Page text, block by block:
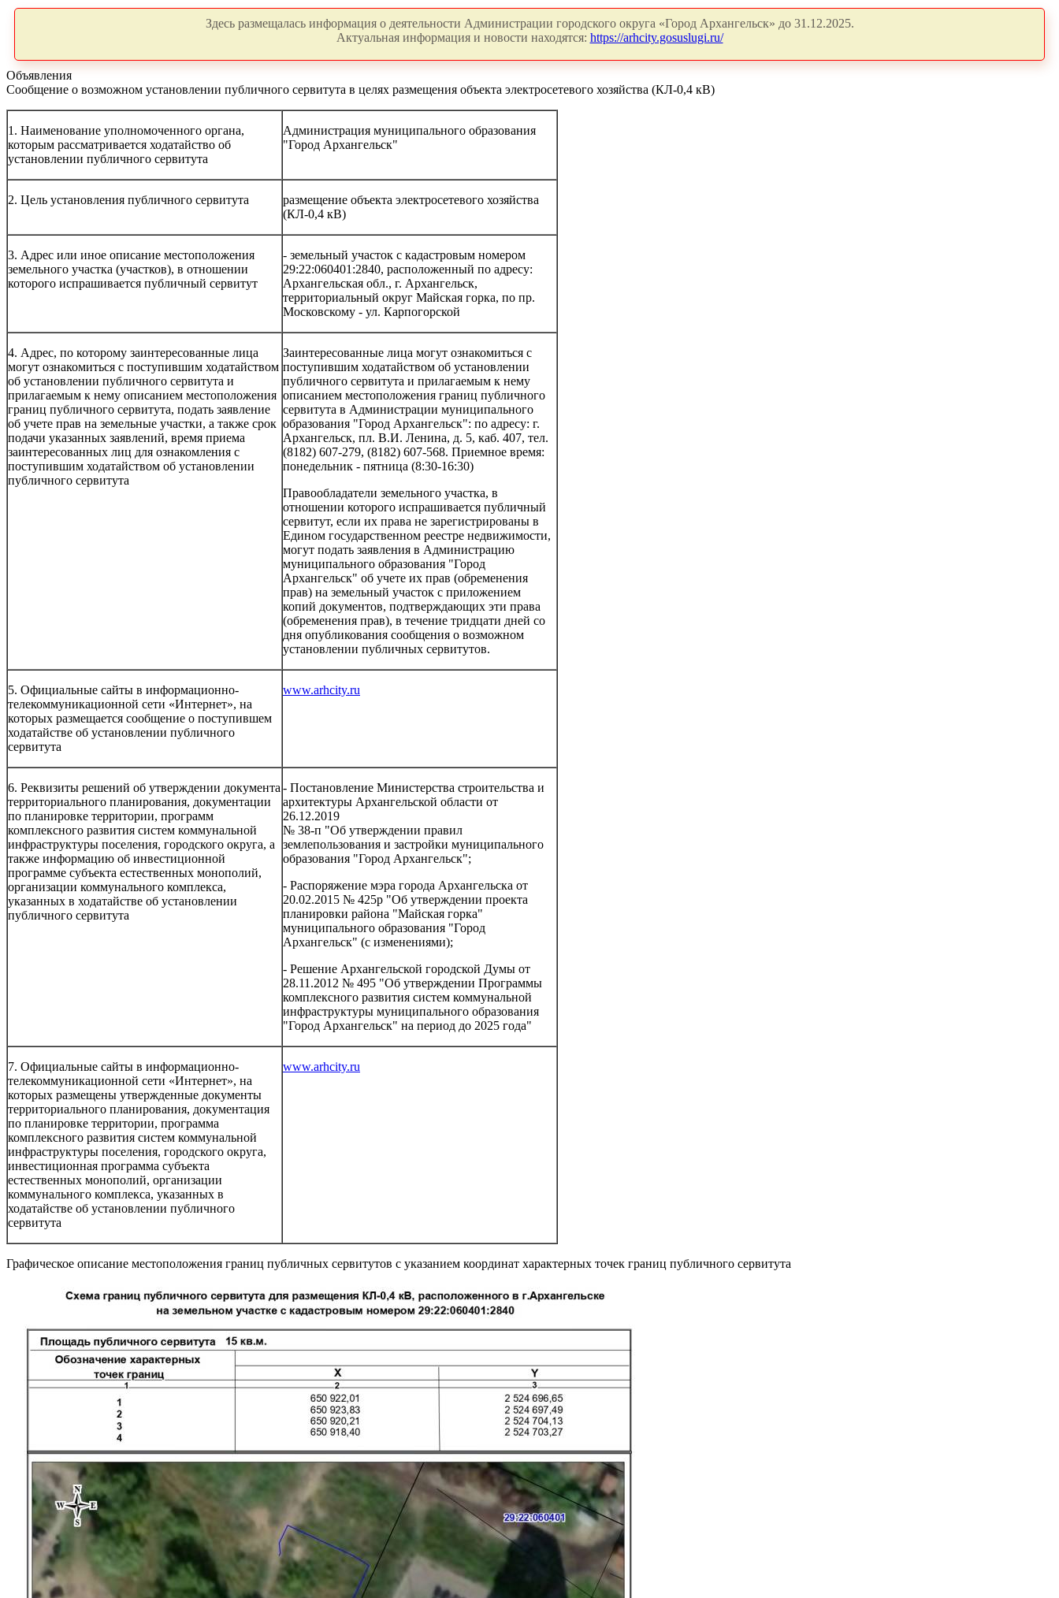
Здесь размещалась информация о деятельности Администрации городского округа «Город Архангельск» до 31.12.2025.
Актуальная информация и новости находятся: https://arhcity.gosuslugi.ru/
Объявления
Сообщение о возможном установлении публичного сервитута в целях размещения объекта электросетевого хозяйства (КЛ-0,4 кВ)
1. Наименование уполномоченного органа,
которым рассматривается ходатайство об
установлении публичного сервитута
Администрация муниципального образования
"Город Архангельск"
2. Цель установления публичного сервитута
размещение объекта электросетевого хозяйства
(КЛ-0,4 кВ)
3. Адрес или иное описание местоположения
земельного участка (участков), в отношении
которого испрашивается публичный сервитут
- земельный участок с кадастровым номером
29:22:060401:2840, расположенный по адресу:
Архангельская обл., г. Архангельск,
территориальный округ Майская горка, по пр.
Московскому - ул. Карпогорской
4. Адрес, по которому заинтересованные лица
могут ознакомиться с поступившим ходатайством
об установлении публичного сервитута и
прилагаемым к нему описанием местоположения
границ публичного сервитута, подать заявление
об учете прав на земельные участки, а также срок
подачи указанных заявлений, время приема
заинтересованных лиц для ознакомления с
поступившим ходатайством об установлении
публичного сервитута
Заинтересованные лица могут ознакомиться с
поступившим ходатайством об установлении
публичного сервитута и прилагаемым к нему
описанием местоположения границ публичного
сервитута в Администрации муниципального
образования "Город Архангельск": по адресу: г.
Архангельск, пл. В.И. Ленина, д. 5, каб. 407, тел.
(8182) 607-279, (8182) 607-568. Приемное время:
понедельник - пятница (8:30-16:30)
Правообладатели земельного участка, в
отношении которого испрашивается публичный
сервитут, если их права не зарегистрированы в
Едином государственном реестре недвижимости,
могут подать заявления в Администрацию
муниципального образования "Город
Архангельск" об учете их прав (обременения
прав) на земельный участок с приложением
копий документов, подтверждающих эти права
(обременения прав), в течение тридцати дней со
дня опубликования сообщения о возможном
установлении публичных сервитутов.
5. Официальные сайты в информационно-
телекоммуникационной сети «Интернет», на
которых размещается сообщение о поступившем
ходатайстве об установлении публичного
сервитута
www.arhcity.ru
6. Реквизиты решений об утверждении документа
территориального планирования, документации
по планировке территории, программ
комплексного развития систем коммунальной
инфраструктуры поселения, городского округа, а
также информацию об инвестиционной
программе субъекта естественных монополий,
организации коммунального комплекса,
указанных в ходатайстве об установлении
публичного сервитута
- Постановление Министерства строительства и
архитектуры Архангельской области от
26.12.2019
№ 38-п "Об утверждении правил
землепользования и застройки муниципального
образования "Город Архангельск";
- Распоряжение мэра города Архангельска от
20.02.2015 № 425р "Об утверждении проекта
планировки района "Майская горка"
муниципального образования "Город
Архангельск" (с изменениями);
- Решение Архангельской городской Думы от
28.11.2012 № 495 "Об утверждении Программы
комплексного развития систем коммунальной
инфраструктуры муниципального образования
"Город Архангельск" на период до 2025 года"
7. Официальные сайты в информационно-
телекоммуникационной сети «Интернет», на
которых размещены утвержденные документы
территориального планирования, документация
по планировке территории, программа
комплексного развития систем коммунальной
инфраструктуры поселения, городского округа,
инвестиционная программа субъекта
естественных монополий, организации
коммунального комплекса, указанных в
ходатайстве об установлении публичного
сервитута
www.arhcity.ru
Графическое описание местоположения границ публичных сервитутов с указанием координат характерных точек границ публичного сервитута